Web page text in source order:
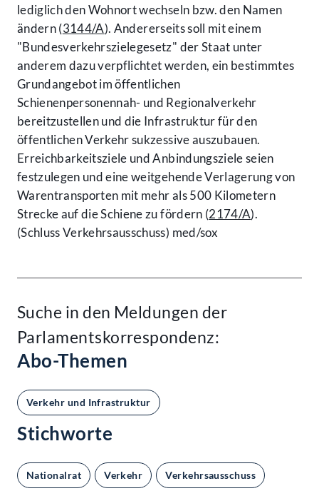
lediglich den Wohnort wechseln bzw. den Namen
ändern (3144/A). Andererseits soll mit einem
"Bundesverkehrszielegesetz" der Staat unter
anderem dazu verpflichtet werden, ein bestimmtes
Grundangebot im öffentlichen
Schienenpersonennah- und Regionalverkehr
bereitzustellen und die Infrastruktur für den
öffentlichen Verkehr sukzessive auszubauen.
Erreichbarkeitsziele und Anbindungsziele seien
festzulegen und eine weitgehende Verlagerung von
Warentransporten mit mehr als 500 Kilometern
Strecke auf die Schiene zu fördern (2174/A).
(Schluss Verkehrsausschuss) med/sox
Suche in den Meldungen der
Parlamentskorrespondenz:
Abo-Themen
Verkehr und Infrastruktur
Stichworte
Nationalrat Verkehr Verkehrsausschuss